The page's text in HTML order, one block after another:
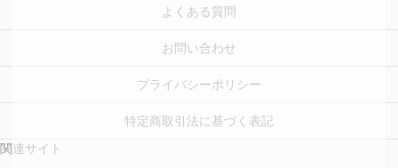
よくある質問
お問い合わせ
プライバシーポリシー
特定商取引法に基づく表記
関連サイト